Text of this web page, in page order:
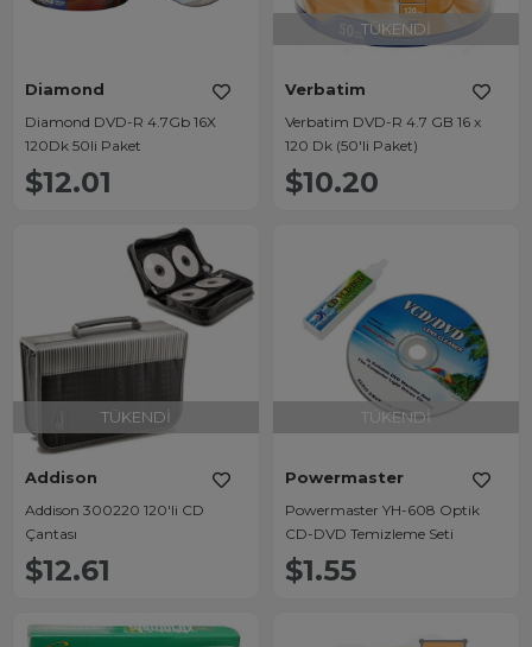
Diamond
Diamond DVD-R 4.7Gb 16X
120Dk 50li Paket
$12.01
TÜKENDI
Verbatim
Verbatim DVD-R 4.7 GB 16 x
120 Dk (50'li Paket)
$10.20
TÜKENDI
Addison
Addison 300220 120'li CD
Çantası
$12.61
TÜKENDI
Powermaster
Powermaster YH-608 Optik
CD-DVD Temizleme Seti
$1.55